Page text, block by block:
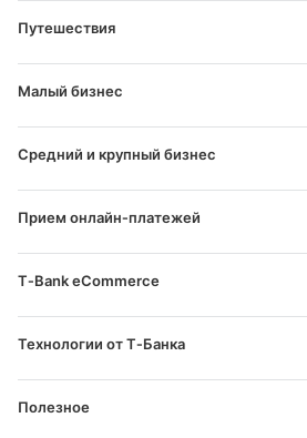
Путешествия
Малый бизнес
Средний и крупный бизнес
Прием онлайн‑платежей
T‑Bank eCommerce
Технологии от Т‑Банка
Полезное